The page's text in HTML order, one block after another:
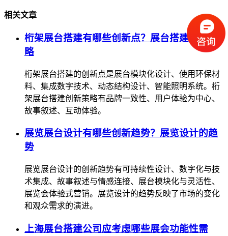
相关文章
桁架展台搭建有哪些创新点？展台搭建创新策
略
桁架展台搭建的创新点是展台模块化设计、使用环保材
料、集成数字技术、动态结构设计、智能照明系统。桁
架展台搭建创新策略有品牌一致性、用户体验为中心、
故事叙述、互动体验。
展览展台设计有哪些创新趋势？展览设计的趋
势
展览展台设计的创新趋势有可持续性设计、数字化与技
术集成、故事叙述与情感连接、展台模块化与灵活性、
展览会体验式营销。展览设计的趋势反映了市场的变化
和观众需求的演进。
上海展台搭建公司应考虑哪些展会功能性需